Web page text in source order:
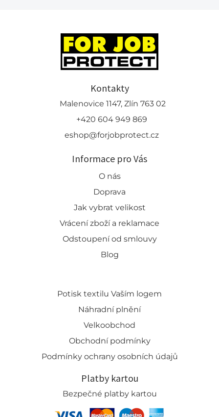
Kontakty
Malenovice 1147, Zlín 763 02
+420 604 949 869
eshop@forjobprotect.cz
Informace pro Vás
O nás
Doprava
Jak vybrat velikost
Vrácení zboží a reklamace
Odstoupení od smlouvy
Blog
Potisk textilu Vaším logem
Náhradní plnění
Velkoobchod
Obchodní podmínky
Podmínky ochrany osobních údajů
Platby kartou
Bezpečné platby kartou